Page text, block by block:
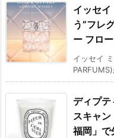
イッセイ
う”フレ
ー フロ
イッセイ
ディプテ
スキャン
福岡」で